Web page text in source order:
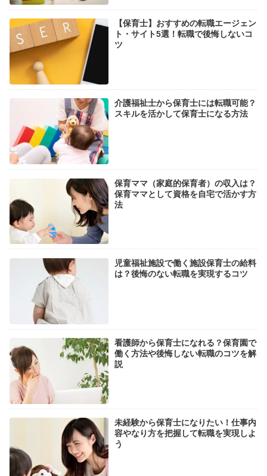
【保育士】おすすめの転職エージェン
ト・サイト5選！転職で後悔しないコ
ツ
介護福祉士から保育士には転職可能？
スキルを活かして保育士になる方法
保育ママ（家庭的保育者）の収入は？
保育ママとして資格を自宅で活かす方
法
児童福祉施設で働く施設保育士の給料
は？後悔のない転職を実現するコツ
看護師から保育士になれる？保育園で
働く方法や後悔しない転職のコツを解
説
未経験から保育士になりたい！仕事内
容やなり方を把握して転職を実現しよ
う